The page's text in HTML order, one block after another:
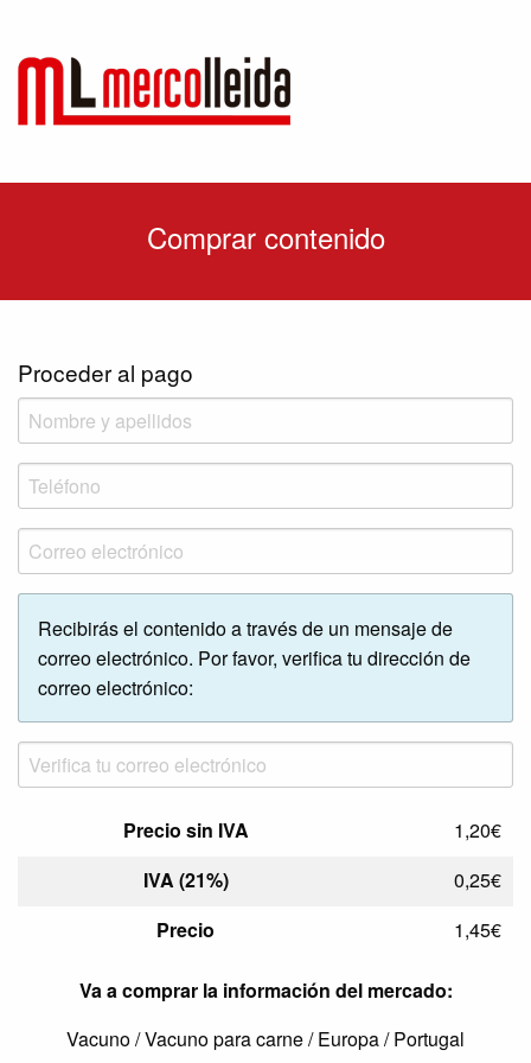
Comprar contenido
Proceder al pago
Recibirás el contenido a través de un mensaje de
correo electrónico. Por favor, verifica tu dirección de
correo electrónico:
Precio sin IVA
1,20€
IVA (21%)
0,25€
Precio
1,45€
Va a comprar la información del mercado:
Vacuno / Vacuno para carne / Europa / Portugal